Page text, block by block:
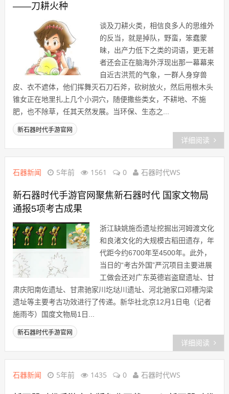
——刀耕火种
谈及刀耕火类，相信良多人的思维外
的反当，就是掉队，野蛮，笨蠢蒙
昧，出产力低下之类的词语，更无甚
者还会正在脑海外浮现出那一幕幕来
自近古洪荒的气象，一群人身穿兽
皮、衣不遮体，他们挥舞灭石刀石斧，砍树放火，然后用根木头
锥女正在地里扎上几个小洞穴，随便撒些类女，不耕地、不施
肥，也不除草，任其天然发展。当环保、生态之...
新石器时代手游官网
详细阅读
石器新闻 5年前 1561 0 石器时代WS
新石器时代手游官网聚焦新石器时代 国家文物局
通报5项考古成果
浙江缺姚施岙遗址挖掘出河姆渡文化
和良渚文化的大规模古稻田遗存，年
代距今约6700年至4500年。此外，
当日的“考古外国”严沉项目主要进展
工做会还对广东英德岩盗窟遗址、甘
肃庆阳南佐遗址、甘肃驰家川圪垯川遗址、河北驰家口邓槽沟梁
遗址等主要考古功效进行了传递。新华社北京12月1日电（记者
施雨岑）国度文物局1日...
新石器时代手游官网
详细阅读
石器新闻 5年前 1435 0 石器时代WS